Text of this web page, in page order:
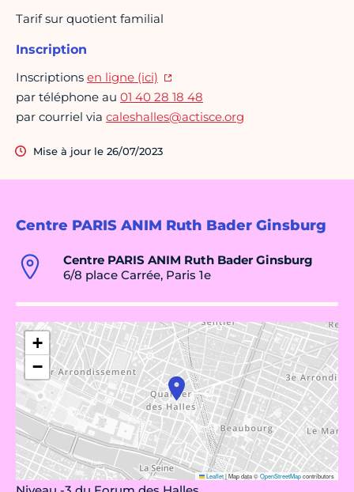
Centre PARIS ANIM Ruth Bader Ginsburg
Centre PARIS ANIM Ruth Bader Ginsburg
6/8 place Carrée, Paris 1e
+
−
Leaflet|Map data ©OpenStreetMapcontributors
Tarif sur quotient familial
Inscription
Inscriptions en ligne (ici)
par téléphone au 01 40 28 18 48
par courriel via caleshalles@actisce.org
Mise à jour le 26/07/2023